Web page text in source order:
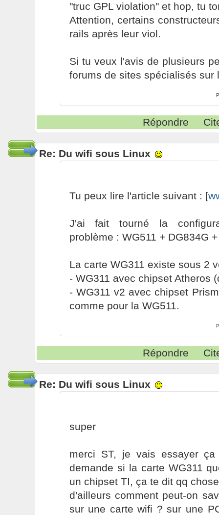
"truc GPL violation" et hop, tu
Attention, certains
rails après leur viol.
Si tu veux l'avis de plusieurs
forums de sites spécialisés sur
Répondre
Re: Du wifi sous Linux
Tu peux lire l'article suivant : [
J'ai fait tourné la
problème : WG511 + DG834G
La carte WG311 existe sous 2
- WG311 avec chipset Atheros
- WG311 v2 avec chipset
comme pour la WG511.
Répondre
Re: Du wifi sous Linux
super
merci ST, je vais essayer
demande si la carte WG311
un chipset TI, ça te dit qq
d'ailleurs comment peut-on
sur une carte wifi ? sur une